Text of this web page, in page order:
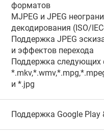
форматов
MJPEG и JPEG
декодирования (ISO/
Поддержка JPEG
и эффектов перехода
Поддержка
и *.jpg
Поддержка Google Play